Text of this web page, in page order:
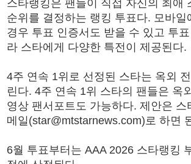
스타랭킹은 팬들이 직접 자신의 최애
순위를 결정하는 랭킹 투표다. 모바일
경우 투표 인증서도 받을 수 있고 투
라 스타에게 다양한 특전이 제공된다.
4주 연속 1위로 선정된 스타는 옥외
린다. 4주 연속 1위 스타의 팬들은 옥
영상 팬서포트도 가능하다. 제안은 스
메일(star@mtstarnews.com)로 하면
6월 투표부터는 AAA 2026 스타랭킹